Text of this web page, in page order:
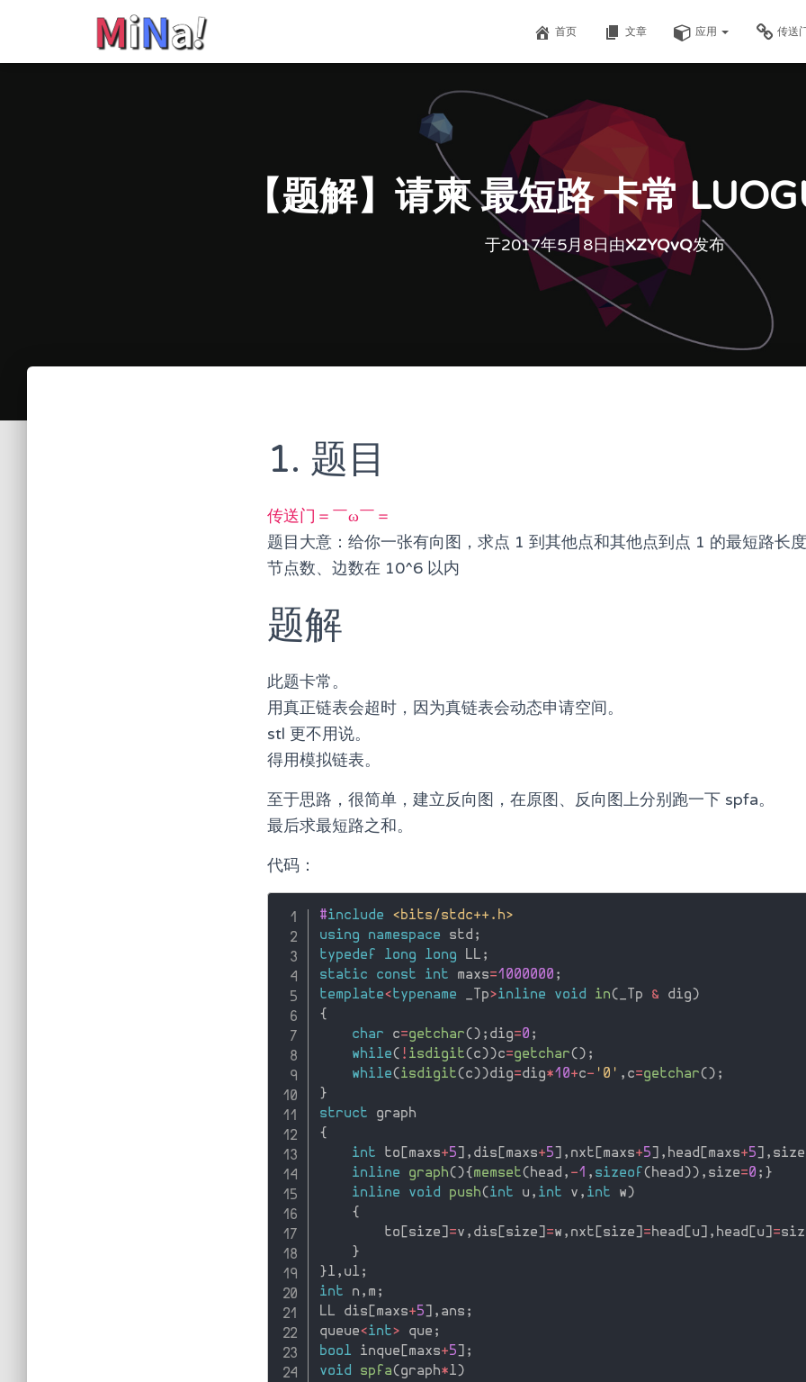
首页 文章 应用 传送
【题解】请柬 最短路 卡常
于2017年5月8日由XZYQvQ发布
1. 题目
传送门＝￣ω￣＝
题目大意：给你一张有向图，求点 1 到其他点和其他点到点 1 的最短路长
节点数、边数在 10^6 以内
题解
此题卡常。
用真正链表会超时，因为真链表会动态申请空间。
stl 更不用说。
得用模拟链表。
至于思路，很简单，建立反向图，在原图、反向图上分别跑一下 spfa。
最后求最短路之和。
代码：
#include
<bits/stdc++.h>
using
namespace std ;
typedef
long long LL ;
static
const int maxs=1000000 ;
template<typename _Tp>inline void in(_Tp & dig)
{
char c=getchar() ; dig=0 ;
while( ! isdigit(c))c=getchar() ;
while(isdigit(c))dig=dig*10+c- '0' , c=getchar() ;
}
struct
{
int to [maxs+5] , dis [maxs+5] , nxt [maxs+5] , head [maxs+5] , size
inline
graph(){memset(head , -1 , sizeof (head)) , size=0 ; }
inline
void push(int u , int v , int w)
{
        to
[size] =v , dis [size] =w , nxt [size] =head [u] , head [u] =
}
}l , ul ;
int n , m ;
LL dis [maxs+5] , ans ;
queue<int> que ;
bool inque [maxs+5] ;
void
spfa(graph*l)